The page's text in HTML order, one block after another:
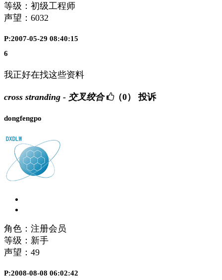
等级：初级工程师
声望： 6032
P:2007-05-29 08:40:15
6
我正好在找这些资料
cross stranding - 交叉绞合 （0） 投诉
dongfengpo
角色：注册会员
等级：新手
声望： 49
P:2008-08-08 06:02:42